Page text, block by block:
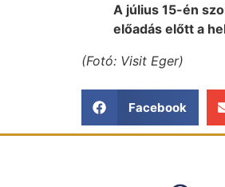
A július 15-én
előadás előtt a
(Fotó: Visit Eger)
Facebook